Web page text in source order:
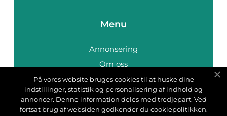
Menu
Annonsering
Om oss
Cookies
Kontakta oss
Sitemap
På vores website bruges cookies til at huske dine
indstillinger, statistik og personalisering af indhold og
annoncer. Denne information deles med tredjepart. Ved
fortsat brug af websiden godkender du cookiepolitikken.